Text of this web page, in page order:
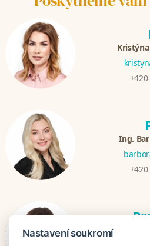
+420
Ing.
+420
Nastavení soukromí